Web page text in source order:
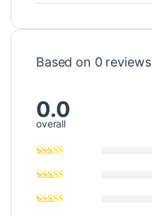
Based on 0 reviews
0.0
overall